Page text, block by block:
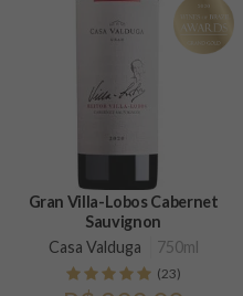
Gran Villa-Lobos Cabernet
Sauvignon
Casa Valduga
750ml
(23)